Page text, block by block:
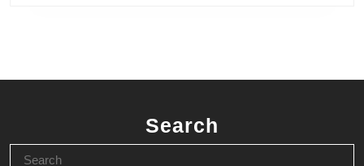
Search